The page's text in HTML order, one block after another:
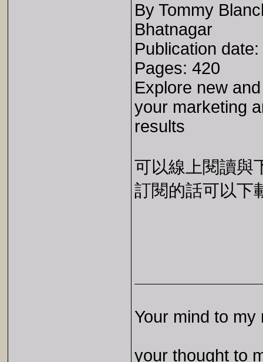
By Tommy
Bhatnagar
Publication
Pages: 420
Explore new
your marketing
results
可以線上閱讀與
訂閱的話可以下
Your mind to my
your thought to